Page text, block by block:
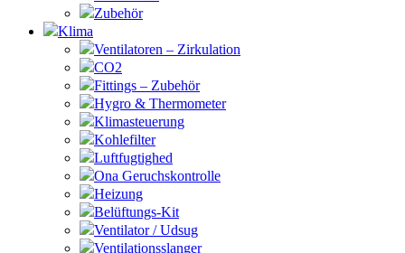
Zubehör
Klima
Ventilatoren – Zirkulation
CO2
Fittings – Zubehör
Hygro & Thermometer
Klimasteuerung
Kohlefilter
Luftfugtighed
Ona Geruchskontrolle
Heizung
Belüftungs-Kit
Ventilator / Udsug
Ventilationsslanger